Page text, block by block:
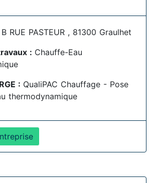
RUE PASTEUR , 81300 Graulhet
: Chauffe-Eau
: QualiPAC Chauffage - Pose
thermodynamique